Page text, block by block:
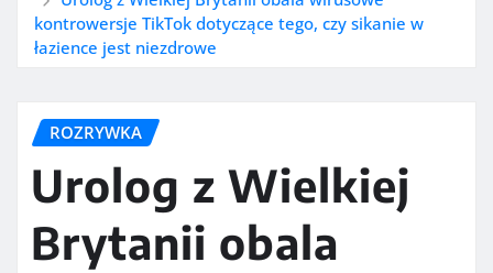
kontrowersje TikTok dotyczące tego, czy sikanie w
łazience jest niezdrowe
ROZRYWKA
Urolog z Wielkiej
Brytanii obala